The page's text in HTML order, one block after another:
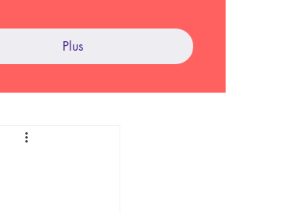
Plus